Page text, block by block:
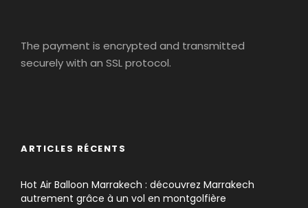
The payment is encrypted and transmitted
securely with an SSL protocol.
ARTICLES RÉCENTS
Hot Air Balloon Marrakech : découvrez Marrakech
autrement grâce à un vol en montgolfière